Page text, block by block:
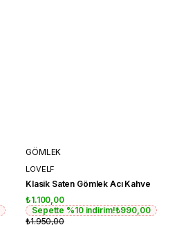
GÖMLEK
LOVELF
Klasik Saten Gömlek Acı Kahve
₺1.100,00
Sepette %10 indirim!₺990,00
₺1.950,00